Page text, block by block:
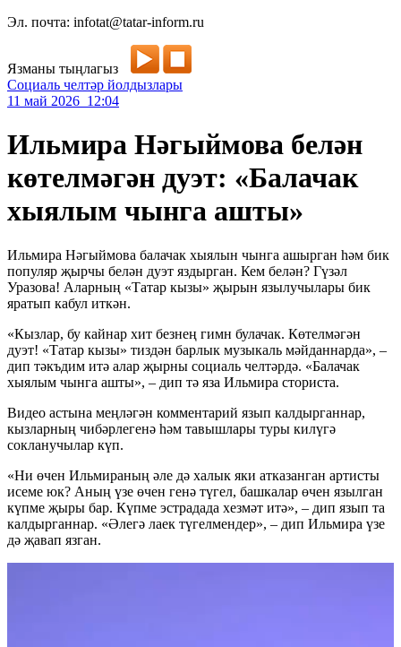
Эл. почта: infotat@tatar-inform.ru
Язманы тыңлагыз
Социаль челтәр йолдызлары
11 май 2026 12:04
Ильмира Нәгыймова белән
көтелмәгән дуэт: «Балачак
хыялым чынга ашты»
Ильмира Нәгыймова балачак хыялын чынга ашырган һәм бик
популяр җырчы белән дуэт яздырган. Кем белән? Гүзәл
Уразова! Аларның «Татар кызы» җырын язылучылары бик
яратып кабул иткән.
«Кызлар, бу кайнар хит безнең гимн булачак. Көтелмәгән
дуэт! «Татар кызы» тиздән барлык музыкаль мәйданнарда», –
дип тәкъдим итә алар җырны социаль челтәрдә. «Балачак
хыялым чынга ашты», – дип тә яза Ильмира сториста.
Видео астына меңләгән комментарий язып калдырганнар,
кызларның чибәрлегенә һәм тавышлары туры килүгә
сокланучылар күп.
«Ни өчен Ильмираның әле дә халык яки атказанган артисты
исеме юк? Аның үзе өчен генә түгел, башкалар өчен язылган
күпме җыры бар. Күпме эстрадада хезмәт итә», – дип язып та
калдырганнар. «Әлегә лаек түгелмендер», – дип Ильмира үзе
дә җавап язган.